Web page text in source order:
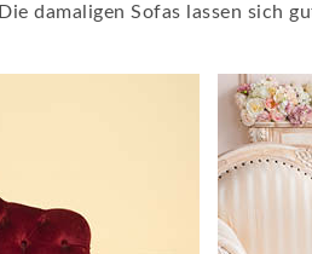
damaligen Sofas lassen sich